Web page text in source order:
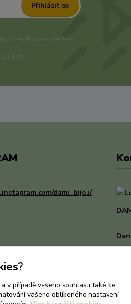
Přihlásit se
rozesílky newsletteru.
14 dní.
dami_bijou/
v případě vašeho souhlasu také ke
vašeho oblíbeného nastavení